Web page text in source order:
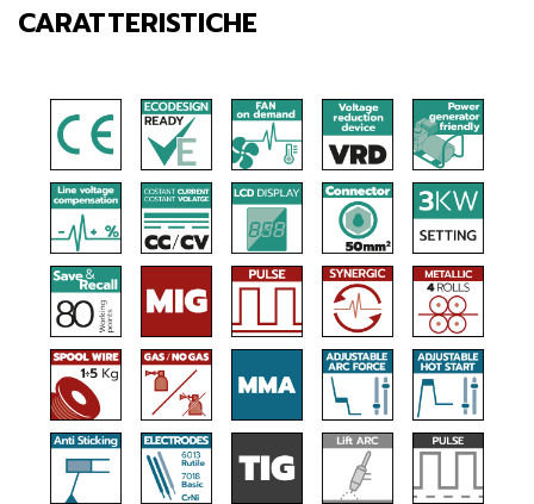
CARATTERISTICHE